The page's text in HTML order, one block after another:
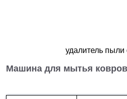
удалитель пыли
Машина для мытья ковров